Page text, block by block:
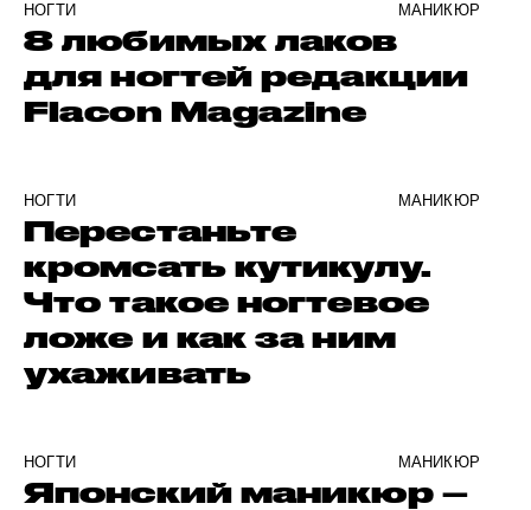
НОГТИ МАНИКЮР
8 любимых лаков
для ногтей редакции
Flacon Magazine
НОГТИ МАНИКЮР
Перестаньте
кромсать кутикулу.
Что такое ногтевое
ложе и как за ним
ухаживать
НОГТИ МАНИКЮР
Японский маникюр –